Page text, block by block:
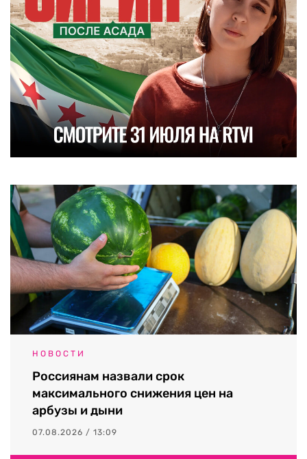
НОВОСТИ
Россиянам назвали срок
максимального снижения цен на
арбузы и дыни
07.08.2026 / 13:09